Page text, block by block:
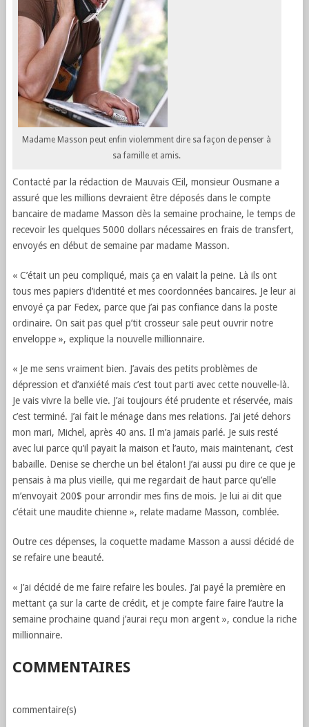
Madame Masson peut enfin violemment dire sa façon de penser à
sa famille et amis.
Contacté par la rédaction de Mauvais Œil, monsieur Ousmane a
assuré que les millions devraient être déposés dans le compte
bancaire de madame Masson dès la semaine prochaine, le temps de
recevoir les quelques 5000 dollars nécessaires en frais de transfert,
envoyés en début de semaine par madame Masson.
« C’était un peu compliqué, mais ça en valait la peine. Là ils ont
tous mes papiers d’identité et mes coordonnées bancaires. Je leur ai
envoyé ça par Fedex, parce que j’ai pas confiance dans la poste
ordinaire. On sait pas quel p’tit crosseur sale peut ouvrir notre
enveloppe », explique la nouvelle millionnaire.
« Je me sens vraiment bien. J’avais des petits problèmes de
dépression et d’anxiété mais c’est tout parti avec cette nouvelle-là.
Je vais vivre la belle vie. J’ai toujours été prudente et réservée, mais
c’est terminé. J’ai fait le ménage dans mes relations. J’ai jeté dehors
mon mari, Michel, après 40 ans. Il m’a jamais parlé. Je suis resté
avec lui parce qu’il payait la maison et l’auto, mais maintenant, c’est
babaille. Denise se cherche un bel étalon! J’ai aussi pu dire ce que je
pensais à ma plus vieille, qui me regardait de haut parce qu’elle
m’envoyait 200$ pour arrondir mes fins de mois. Je lui ai dit que
c’était une maudite chienne », relate madame Masson, comblée.
Outre ces dépenses, la coquette madame Masson a aussi décidé de
se refaire une beauté.
« J’ai décidé de me faire refaire les boules. J’ai payé la première en
mettant ça sur la carte de crédit, et je compte faire faire l’autre la
semaine prochaine quand j’aurai reçu mon argent », conclue la riche
millionnaire.
COMMENTAIRES
commentaire(s)